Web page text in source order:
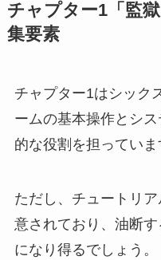
チャプター1「監
集要素
チャプター1はシック
ームの基本操作とシ
的な役割を担っていま
ただし、チュートリ
意されており、油断
になり得るでしょう。